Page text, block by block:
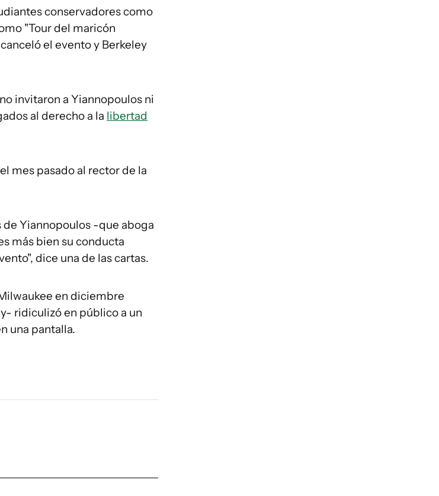
conservadores como
"Tour del maricón
el evento y Berkeley
invitaron a Yiannopoulos ni
al derecho a la libertad
mes pasado al rector de la
Yiannopoulos -que aboga
más bien su conducta
dice una de las cartas.
en diciembre
ridiculizó en público a un
una pantalla.